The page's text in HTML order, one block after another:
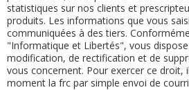
statistiques sur nos clients et
produits. Les informations que vous
communiquées à des tiers.
"Informatique et Libertés", vous
modification, de rectification et de
vous concernent. Pour exercer ce
moment la frc par simple envoi de